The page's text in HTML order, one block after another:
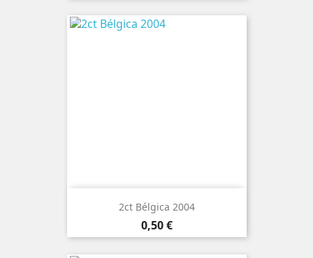
2ct Bélgica 2004
Preço
0,50 €